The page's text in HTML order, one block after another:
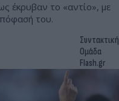
έκρυβαν το «αντίο», με
του.
Συντακτική
Ομάδα
Flash.gr